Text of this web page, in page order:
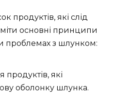
продуктів, які слід
основні принципи
проблемах з шлунком:
які
оболонку шлунка.